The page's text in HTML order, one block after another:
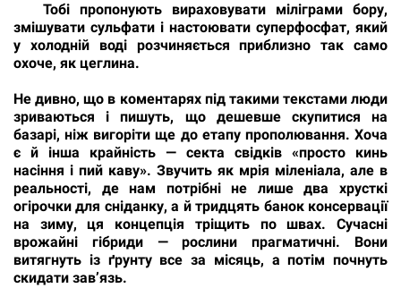
Тобі пропонують вираховувати міліграми бору,
змішувати сульфати і настоювати суперфосфат, який
у холодній воді розчиняється приблизно так само
охоче, як цеглина.
Не дивно, що в коментарях під такими текстами люди
зриваються і пишуть, що дешевше скупитися на
базарі, ніж вигоріти ще до етапу прополювання. Хоча
є й інша крайність — секта свідків «просто кинь
насіння і пий каву». Звучить як мрія міленіала, але в
реальності, де нам потрібні не лише два хрусткі
огірочки для сніданку, а й тридцять банок консервації
на зиму, ця концепція тріщить по швах. Сучасні
врожайні гібриди — рослини прагматичні. Вони
витягнуть із ґрунту все за місяць, а потім почнуть
скидати зав’язь.